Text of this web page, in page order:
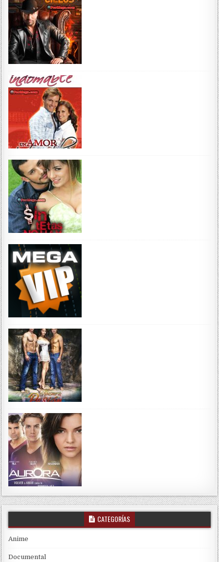
CATEGORÍAS
Anime
Documental